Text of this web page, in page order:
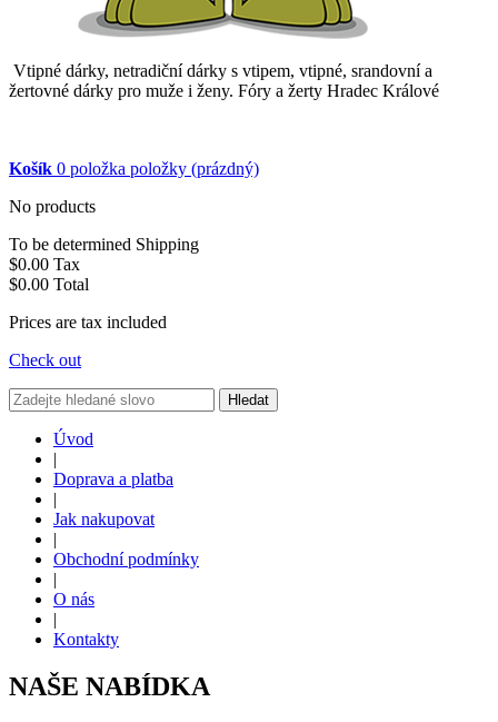
Vtipné dárky, netradiční dárky s vtipem, vtipné, srandovní a
žertovné dárky pro muže i ženy. Fóry a žerty Hradec Králové
Košík 0 položka položky (prázdný)
No products
To be determined Shipping
$0.00 Tax
$0.00 Total
Prices are tax included
Check out
Hledat
Úvod
|
Doprava a platba
|
Jak nakupovat
|
Obchodní podmínky
|
O nás
|
Kontakty
NAŠE NABÍDKA